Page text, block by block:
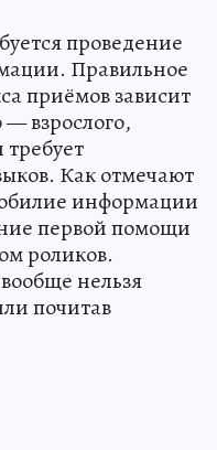
проведение
Правильное
приёмов зависит
— взрослого,
Как отмечают
информации
первой помощи
роликов.
нельзя
почитав